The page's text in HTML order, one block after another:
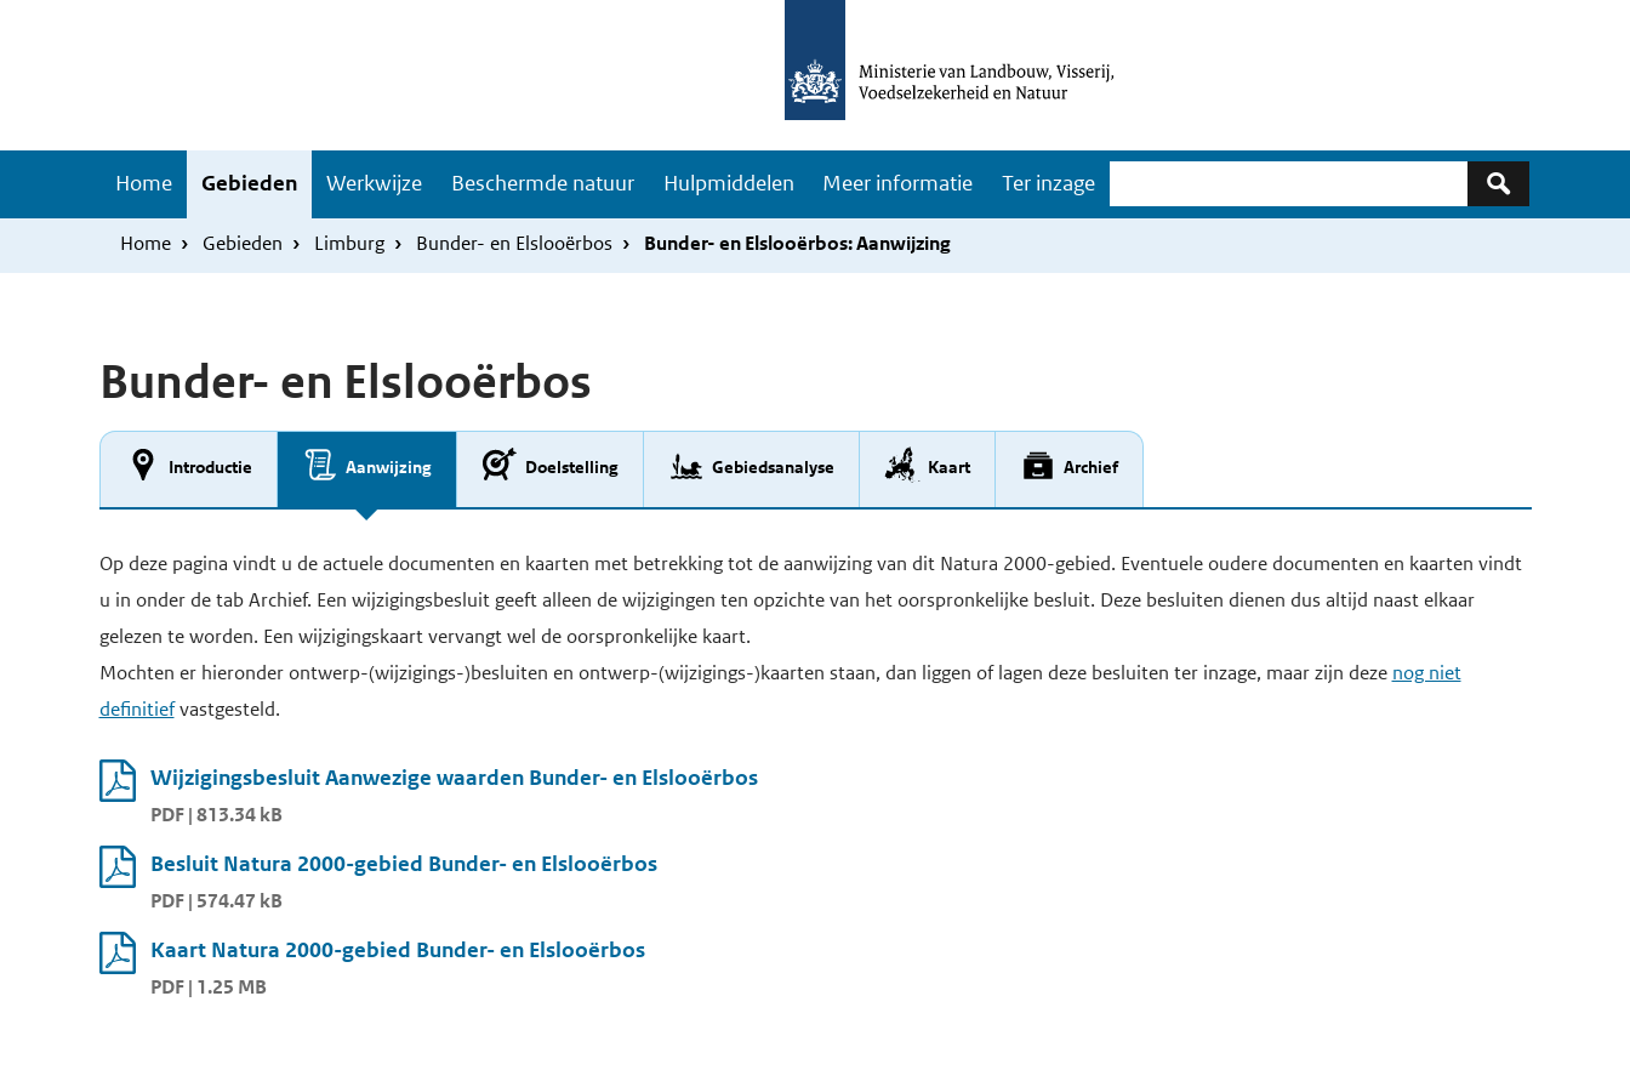
Hoofdnavigatie
Home Gebieden Werkwijze Beschermde natuur Hulpmiddelen Meer informatie Ter inzage
Zoeken
Home Gebieden Limburg Bunder- en Elslooërbos Bunder- en Elslooërbos: Aanwijzing
Bunder- en Elslooërbos
Introductie Aanwijzing Doelstelling Gebiedsanalyse Kaart Archief
Op deze pagina vindt u de actuele documenten en kaarten met betrekking tot de aanwijzing van dit Natura 2000-gebied. Eventuele oudere documenten en kaarten vindt
u in onder de tab Archief. Een wijzigingsbesluit geeft alleen de wijzigingen ten opzichte van het oorspronkelijke besluit. Deze besluiten dienen dus altijd naast elkaar
gelezen te worden. Een wijzigingskaart vervangt wel de oorspronkelijke kaart.
Mochten er hieronder ontwerp-(wijzigings-)besluiten en ontwerp-(wijzigings-)kaarten staan, dan liggen of lagen deze besluiten ter inzage, maar zijn deze nog niet
definitiefvastgesteld.
Wijzigingsbesluit Aanwezige waarden Bunder- en Elslooërbos
PDF | 813.34 kB
Besluit Natura 2000-gebied Bunder- en Elslooërbos
PDF | 574.47 kB
Kaart Natura 2000-gebied Bunder- en Elslooërbos
PDF | 1.25 MB